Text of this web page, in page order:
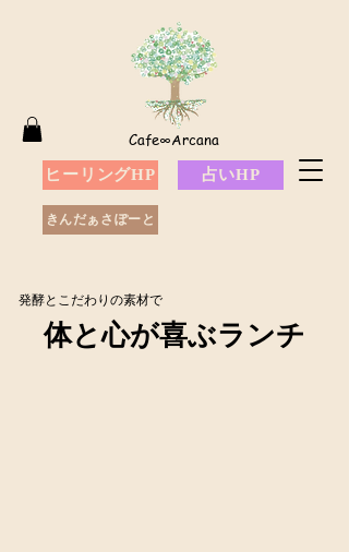
Cafe∞Arcana
ヒーリングHP 占いHP
きんだぁさぽーと
発酵と​こだわりの素材で​​
​体と心が喜ぶランチ